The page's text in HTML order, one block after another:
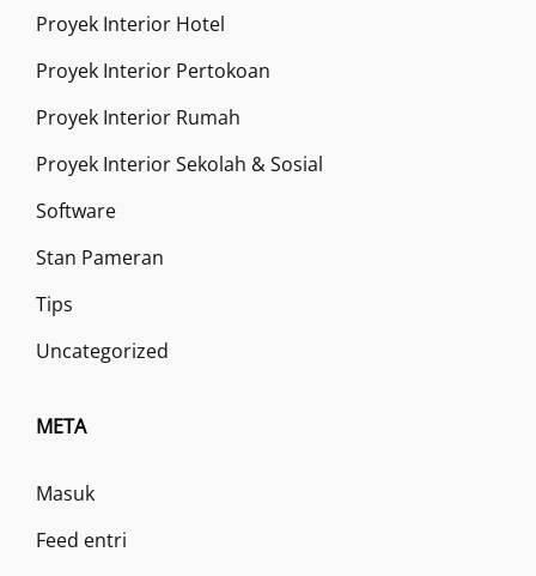
Proyek Interior Hotel
Proyek Interior Pertokoan
Proyek Interior Rumah
Proyek Interior Sekolah & Sosial
Software
Stan Pameran
Tips
Uncategorized
META
Masuk
Feed entri